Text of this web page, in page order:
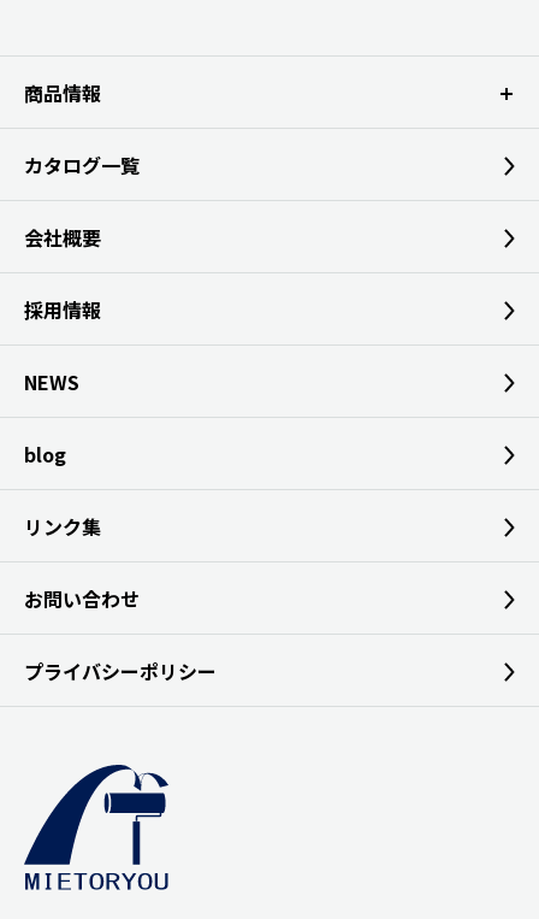
商品情報
カタログ一覧
会社概要
採用情報
NEWS
blog
リンク集
お問い合わせ
プライバシーポリシー